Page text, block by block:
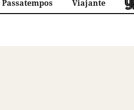
Passatempos Viajante